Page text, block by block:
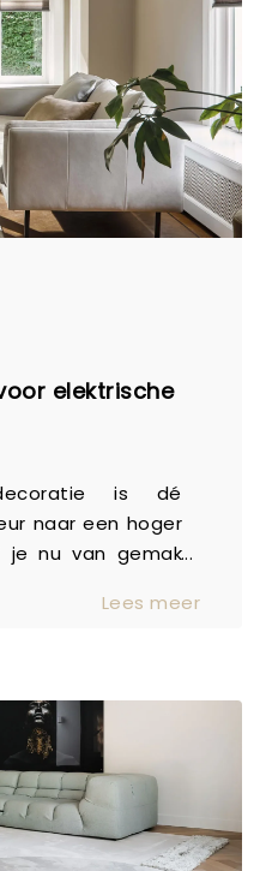
elektrische
is dé
naar een hoger
je nu van gemak
manier zoekt
raamdecoratie
We zetten de
een rij!
Lees meer